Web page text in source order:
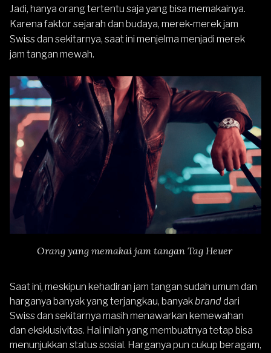
Jadi, hanya orang tertentu saja yang bisa memakainya.
Karena faktor sejarah dan budaya, merek-merek jam
Swiss dan sekitarnya, saat ini menjelma menjadi merek
jam tangan mewah.
Orang yang memakai jam tangan Tag Heuer
Saat ini, meskipun kehadiran jam tangan sudah umum dan
harganya banyak yang terjangkau, banyakbranddari
Swiss dan sekitarnya masih menawarkan kemewahan
dan eksklusivitas. Hal inilah yang membuatnya tetap bisa
menunjukkan status sosial. Harganya pun cukup beragam,